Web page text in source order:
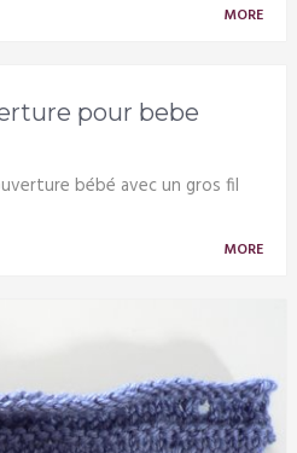
MORE
pour bebe
bébé avec un gros fil
MORE